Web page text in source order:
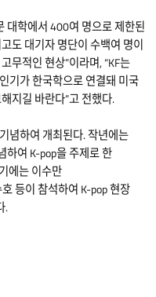
대학에서 400여 명으로 제한된
도 대기자 명단이 수백여 명이
무적인 현상”이라며, “KF는
기가 한국학으로 연결돼 미국
지길 바란다”고 전했다.
념하여 개최된다. 작년에는
하여 K-pop을 주제로 한
에는 이수만
등이 참석하여 K-pop 현장
.